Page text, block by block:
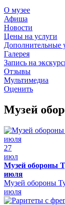
О музее
Афиша
Новости
Цены на услуги
Дополнительные
Галерея
Запись на
Отзывы
Мультимедиа
Оценить
Музей
27
июл
Музей обороны
июля
Музей обороны
июля